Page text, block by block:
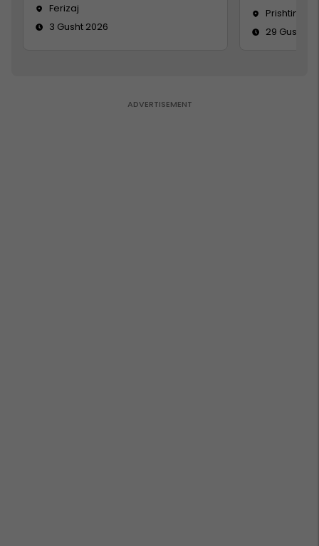
Ferizaj
3 Gusht 2026
Prishtinë
29 Gusht